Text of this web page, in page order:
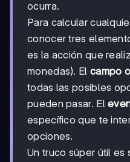
ocurra.
Para calcular
conocer tres
es la acción que
monedas). El campo
todas las posibles
pueden pasar. El
específico que te
opciones.
Un truco súper útil es